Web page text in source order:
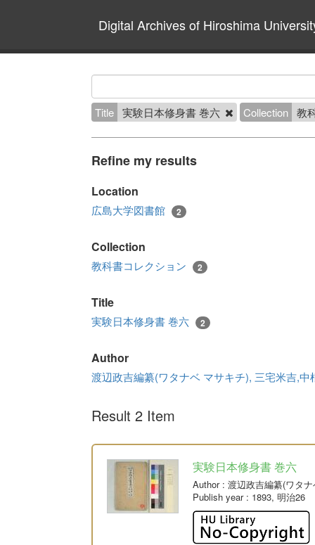
Digital Archives of Hiroshima
Title 実験日本修身書 巻六 Collection 教
Refine my results
Location
広島大学図書館 2
Collection
教科書コレクション 2
Title
実験日本修身書 巻六 2
Author
渡辺政吉編纂(ワタナベ マサキチ), 三宅米吉,
Result 2 Item
実験日本修身書 巻六
Author: 渡辺政吉編纂(ワタ
Publish year: 1893, 明治26